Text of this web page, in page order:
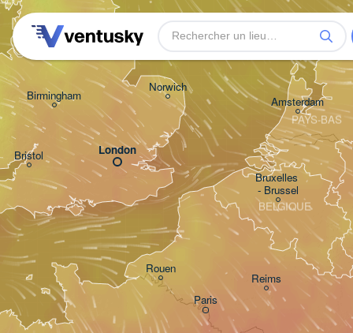
London
Birmingham
Leeds
Bristol
Bruxelles
- Brussel
Amsterdam
Norwich
Reims
Rouen
PAYS-BAS
BELGIQUE
Paris